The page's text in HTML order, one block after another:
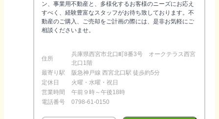
ン、事業用不動産と、多様化するお客様のニーズにお応え
すべく、経験豊富なスタッフがお待ち致しております。不
動産のご購入、ご売却をご計画の際には、是非お気軽にご
相談くださいませ。
住所
兵庫県西宮市北口町8番3号 オークテラス西宮
北口1階
最寄り駅
阪急神戸線 西宮北口駅 徒歩約5分
定休日
火曜・水曜・祝日
営業時間
午前９時～午後18時
電話番号
0798-61-0150